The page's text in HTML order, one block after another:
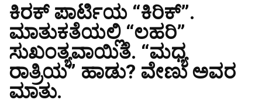
ಕಿರಕ್ ಪಾರ್ಟಿಯ “ಕಿರಿಕ್”.
ಮಾತುಕತೆಯಲ್ಲಿ “ಲಹರಿ”
ಸುಖಂತ್ಯವಾಯಿತೆ. “ಮಧ್ಯ
ರಾತ್ರಿಯ” ಹಾಡು? ವೇಣು ಅವರ
ಮಾತು.